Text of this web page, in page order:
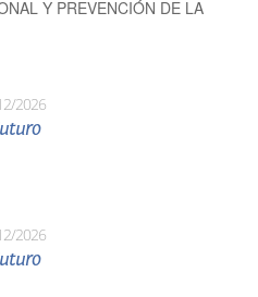
Y PREVENCIÓN DE LA
2026
2026